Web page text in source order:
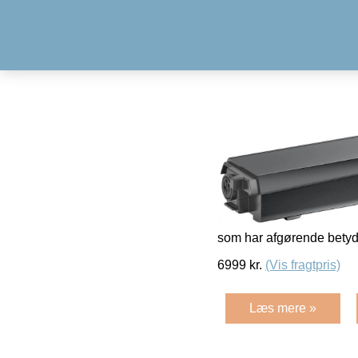
som har afgørende
6999 kr. (Vis fragtpris)
Læs mere »